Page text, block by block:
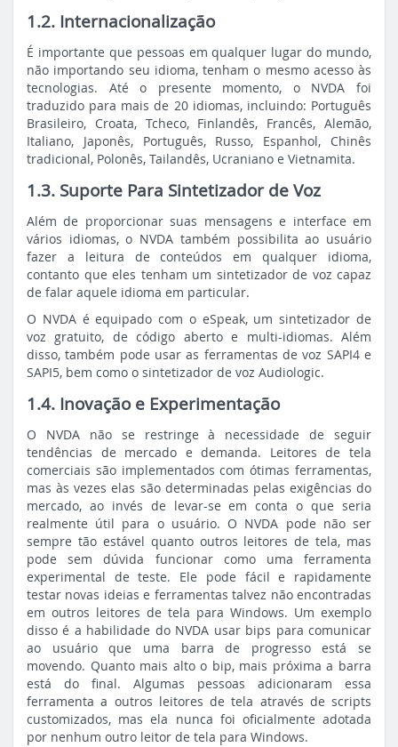
1.2. Internacionalização
É importante que pessoas em qualquer lugar do mundo,
não importando seu idioma, tenham o mesmo acesso às
tecnologias. Até o presente momento, o NVDA foi
traduzido para mais de 20 idiomas, incluindo: Português
Brasileiro, Croata, Tcheco, Finlandês, Francês, Alemão,
Italiano, Japonês, Português, Russo, Espanhol, Chinês
tradicional, Polonês, Tailandês, Ucraniano e Vietnamita.
1.3. Suporte Para Sintetizador de Voz
Além de proporcionar suas mensagens e interface em
vários idiomas, o NVDA também possibilita ao usuário
fazer a leitura de conteúdos em qualquer idioma,
contanto que eles tenham um sintetizador de voz capaz
de falar aquele idioma em particular.
O NVDA é equipado com o eSpeak, um sintetizador de
voz gratuito, de código aberto e multi-idiomas. Além
disso, também pode usar as ferramentas de voz SAPI4 e
SAPI5, bem como o sintetizador de voz Audiologic.
1.4. Inovação e Experimentação
O NVDA não se restringe à necessidade de seguir
tendências de mercado e demanda. Leitores de tela
comerciais são implementados com ótimas ferramentas,
mas às vezes elas são determinadas pelas exigências do
mercado, ao invés de levar-se em conta o que seria
realmente útil para o usuário. O NVDA pode não ser
sempre tão estável quanto outros leitores de tela, mas
pode sem dúvida funcionar como uma ferramenta
experimental de teste. Ele pode fácil e rapidamente
testar novas ideias e ferramentas talvez não encontradas
em outros leitores de tela para Windows. Um exemplo
disso é a habilidade do NVDA usar bips para comunicar
ao usuário que uma barra de progresso está se
movendo. Quanto mais alto o bip, mais próxima a barra
está do final. Algumas pessoas adicionaram essa
ferramenta a outros leitores de tela através de scripts
customizados, mas ela nunca foi oficialmente adotada
por nenhum outro leitor de tela para Windows.